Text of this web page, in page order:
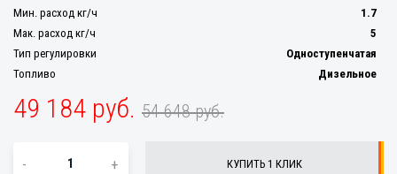
Мин. расход кг/ч
1.7
Мак. расход кг/ч
5
Тип регулировки
Одноступенчатая
Топливо
Дизельное
49 184 руб. 54 648 руб.
- + КУПИТЬ 1 КЛИК